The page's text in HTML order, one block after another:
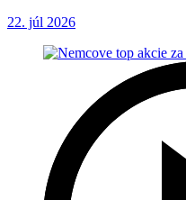
22. júl 2026